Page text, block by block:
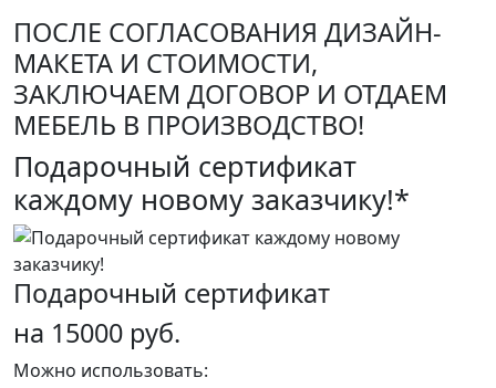
ПОСЛЕ СОГЛАСОВАНИЯ ДИЗАЙН-
МАКЕТА И СТОИМОСТИ,
ЗАКЛЮЧАЕМ ДОГОВОР И ОТДАЕМ
МЕБЕЛЬ В ПРОИЗВОДСТВО!
Подарочный сертификат
каждому новому заказчику!*
Подарочный сертификат
на 15000 руб.
Можно использовать: